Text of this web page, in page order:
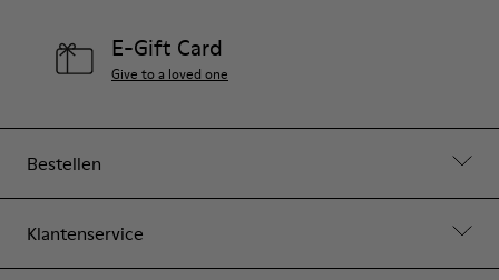
Bestellen
Klantenservice
E-Gift Card
Give to a loved one